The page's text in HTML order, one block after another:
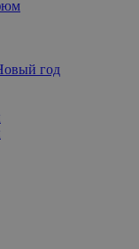
год